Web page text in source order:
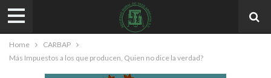
Home
CARBAP
Más Impuestos a los que producen, Quien no dice la verdad?